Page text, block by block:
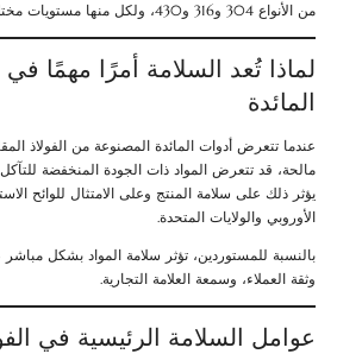
من الأنواع 304 و316 و430، ولكل منها مستويات مختلفة من الأداء والسلامة.
لماذا تُعد السلامة أمرًا مهمًا
المائدة
عندما تتعرض أدوات المائدة المصنوعة من الفولاذ
مالحة، قد تتعرض المواد ذات الجودة المنخفضة للتآكل
يؤثر ذلك على سلامة المنتج وعلى الامتثال للوائح
الأوروبي والولايات المتحدة.
بالنسبة للمستوردين، تؤثر سلامة المواد بشكل مباشر
وثقة العملاء، وسمعة العلامة التجارية.
عوامل السلامة الرئيسية في